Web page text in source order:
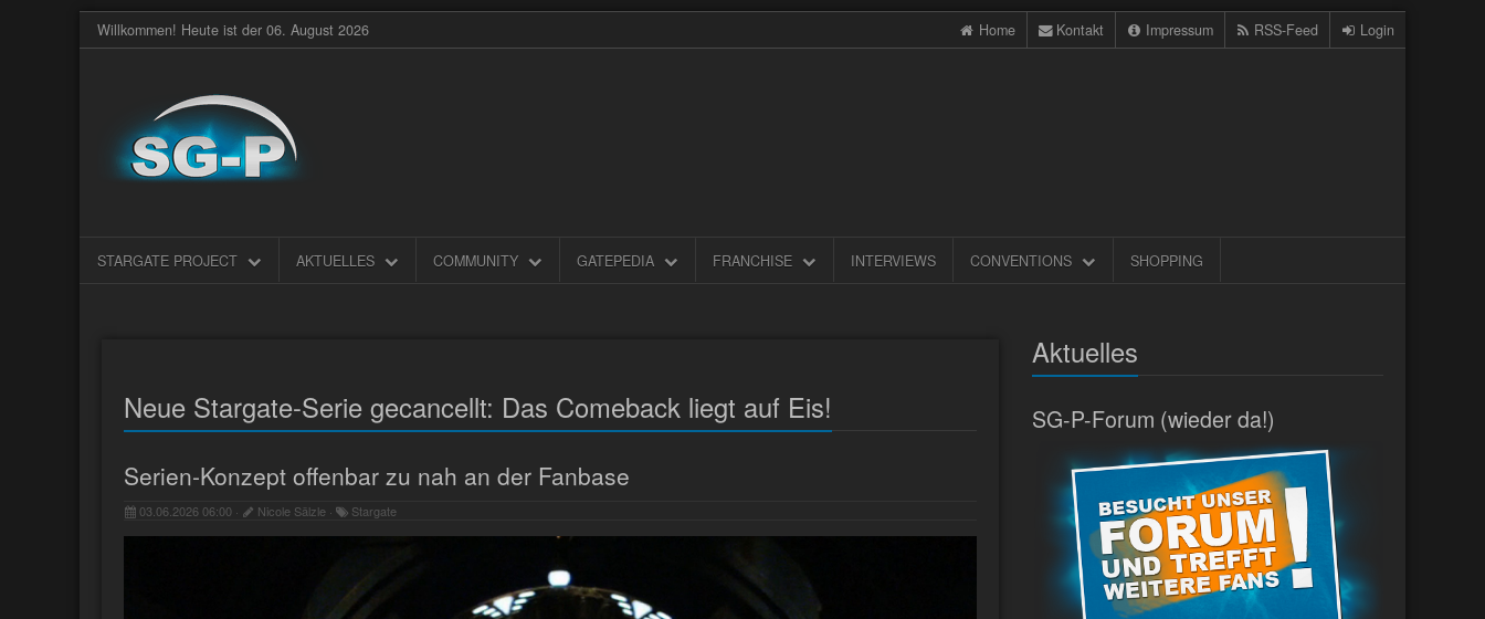
Willkommen! Heute ist der 06. August 2026 Home Kontakt Impressum RSS-Feed Login
STARGATE PROJECT AKTUELLES COMMUNITY GATEPEDIA FRANCHISE INTERVIEWS CONVENTIONS SHOPPING
Neue Stargate-Serie gecancellt: Das Comeback liegt auf Eis!
Serien-Konzept offenbar zu nah an der Fanbase
03.06.2026 06:00 · Nicole Sälzle · Stargate
Aktuelles
SG-P-Forum (wieder da!)